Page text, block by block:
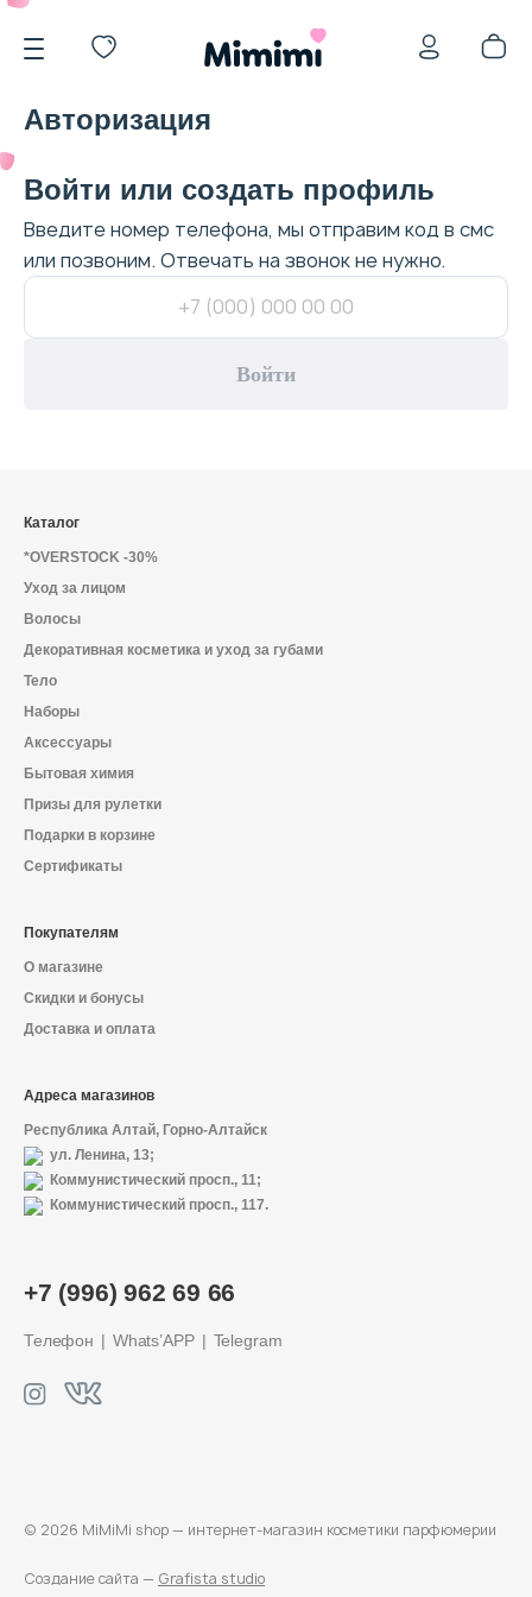
*OVERSTOCK -30%
Декоративная косметика и уход за
губами
Тело
Наборы
Аксессуары
Бытовая химия
Доставка и оплата
Политика конфиденциальности
Авторизация
Войти или создать профиль
Введите номер телефона, мы отправим код в смс
или позвоним. Отвечать на звонок не нужно.
Войти
+7 (996) 962 69 66
Телефон Whats’APP Telegram
Каталог
*OVERSTOCK -30%
Уход за лицом
Волосы
Декоративная косметика и уход за губами
Тело
Наборы
Аксессуары
Бытовая химия
Призы для рулетки
Подарки в корзине
Сертификаты
Покупателям
О магазине
Скидки и бонусы
Доставка и оплата
Адреса магазинов
Республика Алтай, Горно-Алтайск
ул. Ленина, 13;
Коммунистический просп., 11;
Коммунистический просп., 117.
© 2026 MiMiMi shop — интернет-магазин косметики парфюмерии
Создание сайта — Grafista studio